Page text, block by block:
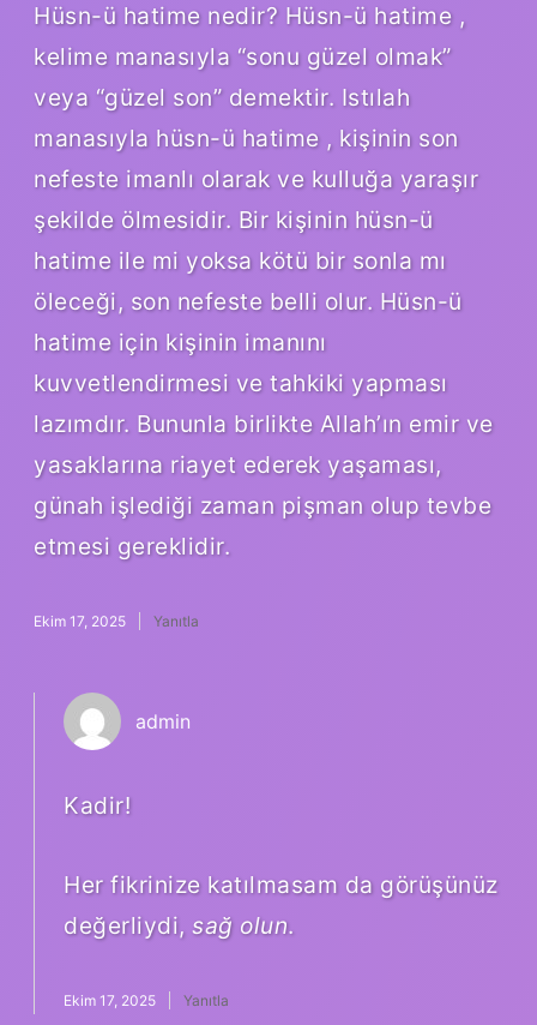
Hüsn-ü hatime nedir? Hüsn-ü hatime ,
kelime manasıyla “sonu güzel olmak”
veya “güzel son” demektir. Istılah
manasıyla hüsn-ü hatime , kişinin son
nefeste imanlı olarak ve kulluğa yaraşır
şekilde ölmesidir. Bir kişinin hüsn-ü
hatime ile mi yoksa kötü bir sonla mı
öleceği, son nefeste belli olur. Hüsn-ü
hatime için kişinin imanını
kuvvetlendirmesi ve tahkiki yapması
lazımdır. Bununla birlikte Allah’ın emir ve
yasaklarına riayet ederek yaşaması,
günah işlediği zaman pişman olup tevbe
etmesi gereklidir.
Ekim 17, 2025 Yanıtla
admin
Kadir!
Her fikrinize katılmasam da görüşünüz
değerliydi, sağ olun.
Ekim 17, 2025 Yanıtla